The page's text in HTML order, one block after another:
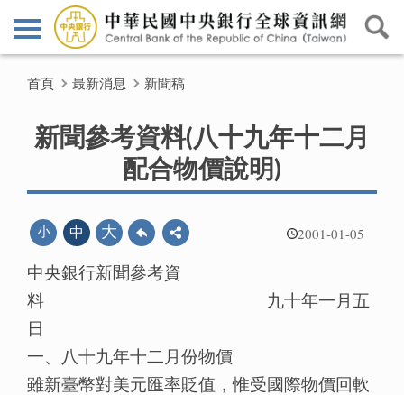
首頁 最新消息 新聞稿
新聞參考資料(八十九年十二月
配合物價說明)
2001-01-05
小 中 大
中央銀行新聞參考資
料 九十年一月五
日
一、八十九年十二月份物價
雖新臺幣對美元匯率貶值，惟受國際物價回軟